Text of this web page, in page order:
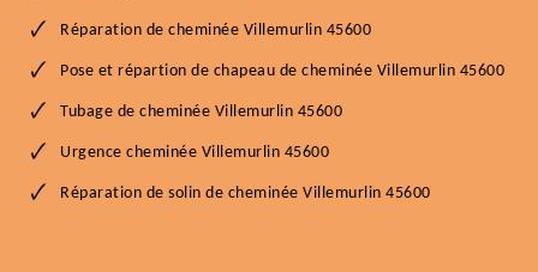
Réparation de cheminée Villemurlin 45600
Pose et répartion de chapeau de cheminée Villemurlin 45600
Tubage de cheminée Villemurlin 45600
Urgence cheminée Villemurlin 45600
Réparation de solin de cheminée Villemurlin 45600